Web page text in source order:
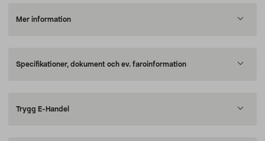
Mer information
Specifikationer, dokument och ev. faroinformation
Trygg E-Handel